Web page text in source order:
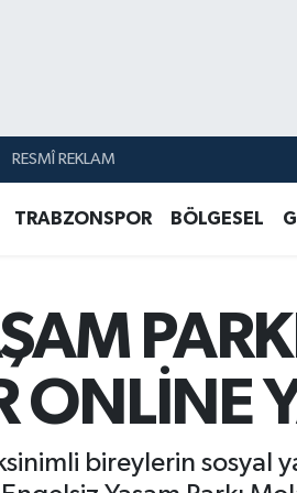
RESMÎ REKLAM
TRABZONSPOR BÖLGESEL
ONLİNE
bireylerin sosyal